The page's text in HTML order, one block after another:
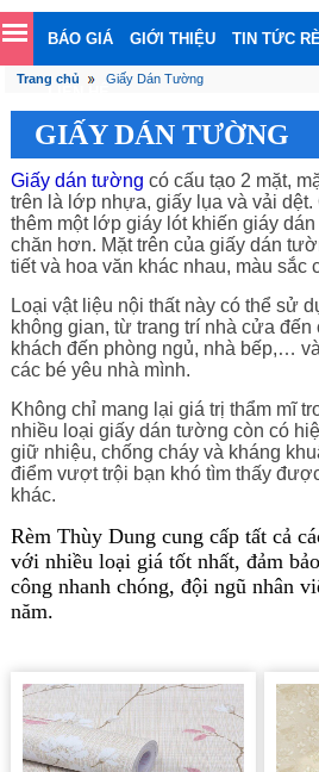
BÁO GIÁ GIỚI THIỆU TIN TỨC
Trang chủ Giấy Dán Tường
GIẤY DÁN TƯỜNG
Giấy dán tường có cấu tạo 2 mặt,
trên là lớp nhựa, giấy lụa và vải
thêm một lớp giáy lót khiến giáy
chăn hơn. Mặt trên của giấy dán
tiết và hoa văn khác nhau, màu sắc
Loại vật liệu nội thất này có thể sử
không gian, từ trang trí nhà cửa
khách đến phòng ngủ, nhà bếp,…
các bé yêu nhà mình.
Không chỉ mang lại giá trị thẩm mĩ
nhiều loại giấy dán tường còn có
giữ nhiệu, chống cháy và kháng
điểm vượt trội bạn khó tìm thấy
khác.
Rèm Thùy Dung cung cấp tất cả
với nhiều loại giá tốt nhất, đảm
công nhanh chóng, đội ngũ nhân
năm.